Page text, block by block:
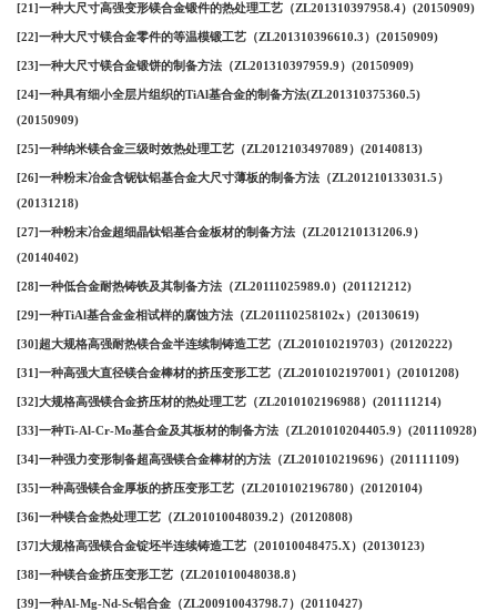
[21]一种大尺寸高强变形镁合金锻件的热处理工艺（ZL201310397958.4）(20150909)
[22]一种大尺寸镁合金零件的等温模锻工艺（ZL201310396610.3）(20150909)
[23]一种大尺寸镁合金锻饼的制备方法（ZL201310397959.9）(20150909)
[24]一种具有细小全层片组织的TiAl基合金的制备方法(ZL201310375360.5)
(20150909)
[25]一种纳米镁合金三级时效热处理工艺（ZL2012103497089）(20140813)
[26]一种粉末冶金含铌钛铝基合金大尺寸薄板的制备方法（ZL201210133031.5）
(20131218)
[27]一种粉末冶金超细晶钛铝基合金板材的制备方法（ZL201210131206.9）
(20140402)
[28]一种低合金耐热铸铁及其制备方法（ZL20111025989.0）(201121212)
[29]一种TiAl基合金金相试样的腐蚀方法（ZL201110258102x）(20130619)
[30]超大规格高强耐热镁合金半连续制铸造工艺（ZL201010219703）(20120222)
[31]一种高强大直径镁合金棒材的挤压变形工艺（ZL2010102197001）(20101208)
[32]大规格高强镁合金挤压材的热处理工艺（ZL2010102196988）(201111214)
[33]一种Ti-Al-Cr-Mo基合金及其板材的制备方法（ZL201010204405.9）(201110928)
[34]一种强力变形制备超高强镁合金棒材的方法（ZL201010219696）(201111109)
[35]一种高强镁合金厚板的挤压变形工艺（ZL2010102196780）(20120104)
[36]一种镁合金热处理工艺（ZL201010048039.2）(20120808)
[37]大规格高强镁合金锭坯半连续铸造工艺（201010048475.X）(20130123)
[38]一种镁合金挤压变形工艺（ZL201010048038.8）
[39]一种Al-Mg-Nd-Sc铝合金（ZL200910043798.7）(20110427)